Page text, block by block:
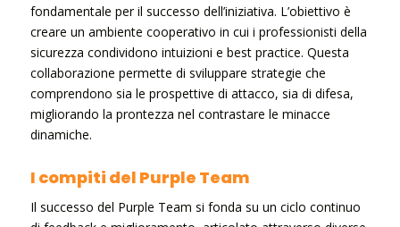
fondamentale per il successo dell’iniziativa. L’obiettivo è
creare un ambiente cooperativo in cui i professionisti della
sicurezza condividono intuizioni e best practice. Questa
collaborazione permette di sviluppare strategie che
comprendono sia le prospettive di attacco, sia di difesa,
migliorando la prontezza nel contrastare le minacce
dinamiche.
I compiti del Purple Team
Il successo del Purple Team si fonda su un ciclo continuo